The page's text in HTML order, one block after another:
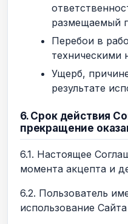
размещаемый
Перебои в
техническими
Ущерб,
результате
6. Срок действия
прекращение
6.1. Настоящее
момента акцепта и
6.2. Пользователь
использование